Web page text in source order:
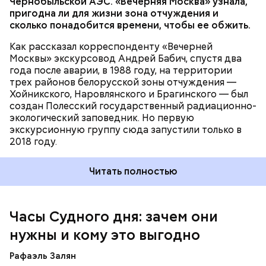
пригодна ли для жизни зона отчуждения и
сколько понадобится времени, чтобы ее обжить.
Как рассказал корреспонденту «Вечерней
Москвы» экскурсовод Андрей Бабич, спустя два
года после аварии, в 1988 году, на территории
трех районов белорусской зоны отчуждения —
Хойникского, Наровлянского и Брагинского — был
создан Полесский государственный радиационно-
экологический заповедник. Но первую
экскурсионную группу сюда запустили только в
2018 году.
Читать полностью
Часы Судного дня: зачем они
нужны и кому это выгодно
Рафаэль Залян
— Поскольку мы стоим на пороге второго
ядерного века и периода беспрецедентного
изменения климата, ученые вновь несут особую
ответственность за информирование
общественности и консультирование лидеров об
Каждый год — в зависимости от того, какие
события происходят в мире, — ученые,
нобелевские лауреаты и специалисты по ядерной
безопасности из экспертного совета «Бюллетеня
ученых-атомщиков» принимают решение о
перевода на полминуты вперед послужили как
ухудшающиеся отношения между ядерными
выбросов углекислого газа, так и усиление
национализма во всем мире и отрицание
изменения климата.
проект